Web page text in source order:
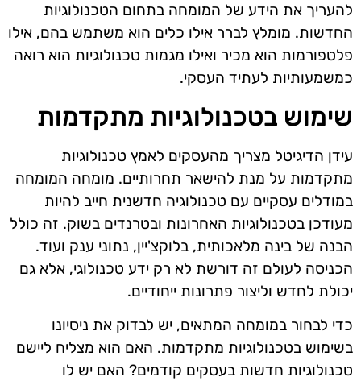
להעריך את הידע של המומחה בתחום הטכנולוגיות
החדשות. מומלץ לברר אילו כלים הוא משתמש בהם, אילו
פלטפורמות הוא מכיר ואילו מגמות טכנולוגיות הוא רואה
כמשמעותיות לעתיד העסקי.
שימוש בטכנולוגיות מתקדמות
עידן הדיגיטל מצריך מהעסקים לאמץ טכנולוגיות
מתקדמות על מנת להישאר תחרותיים. מומחה המומחה
במודלים עסקיים עם טכנולוגיה חדשנית חייב להיות
מעודכן בטכנולוגיות האחרונות ובטרנדים בשוק. זה כולל
הבנה של בינה מלאכותית, בלוקצ'יין, נתוני ענק ועוד.
הכניסה לעולם זה דורשת לא רק ידע טכנולוגי, אלא גם
יכולת לחדש וליצור פתרונות ייחודיים.
כדי לבחור במומחה המתאים, יש לבדוק את ניסיונו
בשימוש בטכנולוגיות מתקדמות. האם הוא מצליח ליישם
טכנולוגיות חדשות בעסקים קודמים? האם יש לו